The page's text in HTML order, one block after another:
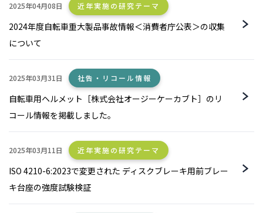
2025年04月08日 近年実施の研究テーマ
2024年度自転車重大製品事故情報＜消費者庁公表＞の収集
について
2025年03月31日 社告・リコール情報
自転車用ヘルメット［株式会社オージーケーカブト］のリ
コール情報を掲載しました。
2025年03月11日 近年実施の研究テーマ
ISO 4210-6:2023で変更された ディスクブレーキ用前ブレー
キ台座の強度試験検証